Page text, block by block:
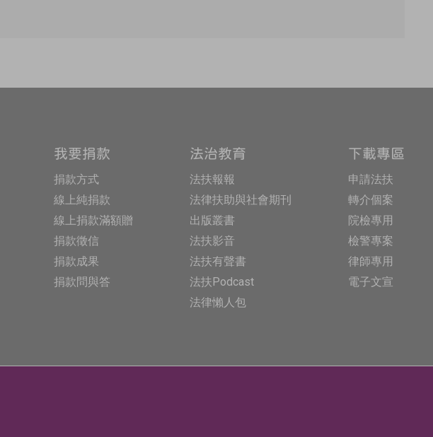
我要捐款
捐款方式
線上純捐款
線上捐款滿額贈
捐款徵信
捐款成果
捐款問與答
法治教育
法扶報報
法律扶助與社會期刊
出版叢書
法扶影音
法扶有聲書
法扶Podcast
法律懶人包
下載專區
申請法扶
轉介個案
院檢專用
檢警專案
律師專用
電子文宣